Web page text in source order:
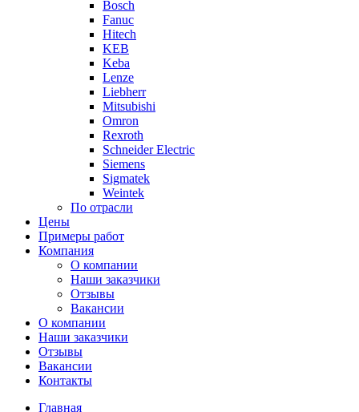
Bosch
Fanuc
Hitech
KEB
Keba
Lenze
Liebherr
Mitsubishi
Omron
Rexroth
Schneider Electric
Siemens
Sigmatek
Weintek
По отрасли
Цены
Примеры работ
Компания
О компании
Наши заказчики
Отзывы
Вакансии
О компании
Наши заказчики
Отзывы
Вакансии
Контакты
Главная